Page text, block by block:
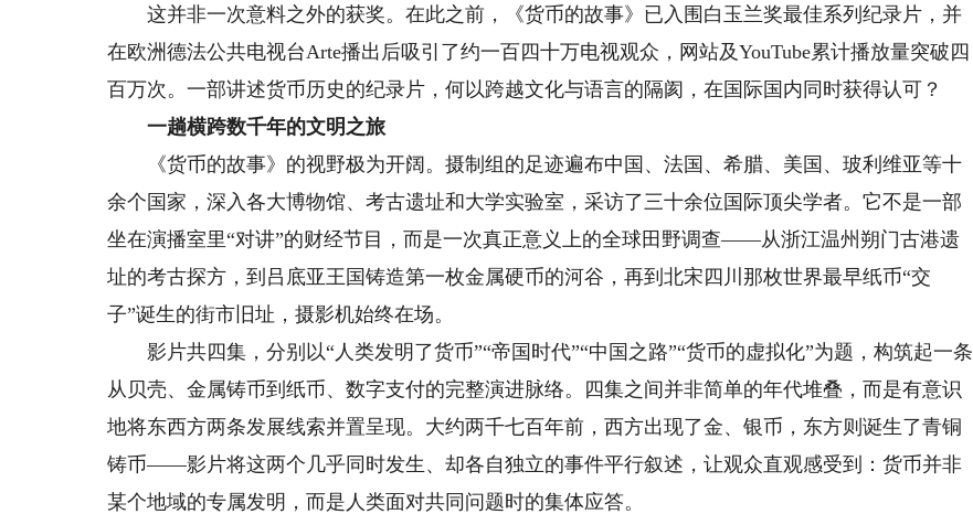
这并非一次意料之外的获奖。在此之前，《货币的故事》已入围白玉兰奖最佳系列纪录片，并
在欧洲德法公共电视台Arte播出后吸引了约一百四十万电视观众，网站及YouTube累计播放量突破四
百万次。一部讲述货币历史的纪录片，何以跨越文化与语言的隔阂，在国际国内同时获得认可？
一趟横跨数千年的文明之旅
《货币的故事》的视野极为开阔。摄制组的足迹遍布中国、法国、希腊、美国、玻利维亚等十
余个国家，深入各大博物馆、考古遗址和大学实验室，采访了三十余位国际顶尖学者。它不是一部
坐在演播室里“对讲”的财经节目，而是一次真正意义上的全球田野调查——从浙江温州朔门古港遗
址的考古探方，到吕底亚王国铸造第一枚金属硬币的河谷，再到北宋四川那枚世界最早纸币“交
子”诞生的街市旧址，摄影机始终在场。
影片共四集，分别以“人类发明了货币”“帝国时代”“中国之路”“货币的虚拟化”为题，构筑起一条
从贝壳、金属铸币到纸币、数字支付的完整演进脉络。四集之间并非简单的年代堆叠，而是有意识
地将东西方两条发展线索并置呈现。大约两千七百年前，西方出现了金、银币，东方则诞生了青铜
铸币——影片将这两个几乎同时发生、却各自独立的事件平行叙述，让观众直观感受到：货币并非
某个地域的专属发明，而是人类面对共同问题时的集体应答。